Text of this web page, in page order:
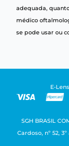
adequada,
médico
se pode usar ou
E-
SGH BRASIL
Cardoso, nº 52,